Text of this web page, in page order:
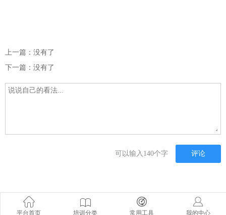
上一篇：没有了
下一篇：没有了
可以输入140个字 评论
平台首页 培训分类 常用工具 我的中心